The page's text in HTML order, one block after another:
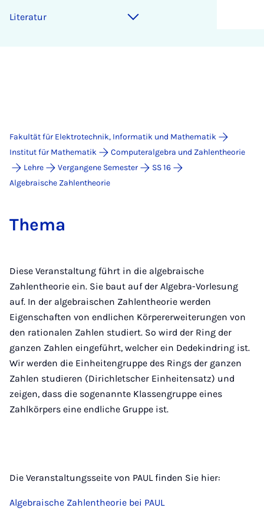
Li­te­ra­tur
Fakultät für Elektrotechnik, Informatik und Mathematik
Institut für Mathematik
Computeralgebra und Zahlentheorie
Lehre
Vergangene Semester
SS 16
Algebraische Zahlentheorie
The­ma
Diese Veranstaltung führt in die algebraische
Zahlentheorie ein. Sie baut auf der Algebra-Vorlesung
auf. In der algebraischen Zahlentheorie werden
Eigenschaften von endlichen Körpererweiterungen von
den rationalen Zahlen studiert. So wird der Ring der
ganzen Zahlen eingeführt, welcher ein Dedekindring ist.
Wir werden die Einheitengruppe des Rings der ganzen
Zahlen studieren (Dirichletscher Einheitensatz) und
zeigen, dass die sogenannte Klassengruppe eines
Zahlkörpers eine endliche Gruppe ist.
Die Veranstaltungsseite von PAUL finden Sie hier:
Algebraische Zahlentheorie bei PAUL